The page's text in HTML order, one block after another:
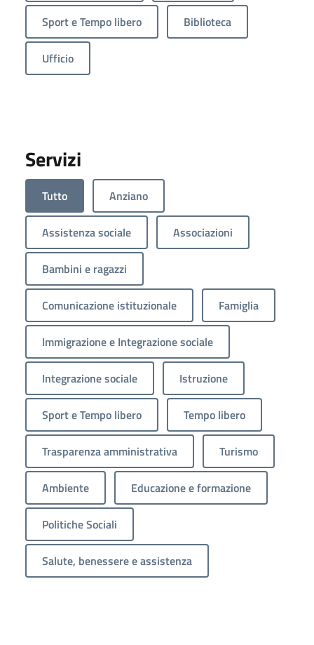
Sport e Tempo libero Biblioteca
Ufficio
Servizi
Tutto Anziano
Assistenza sociale Associazioni
Bambini e ragazzi
Comunicazione istituzionale Famiglia
Immigrazione e Integrazione sociale
Integrazione sociale Istruzione
Sport e Tempo libero Tempo libero
Trasparenza amministrativa Turismo
Ambiente Educazione e formazione
Politiche Sociali
Salute, benessere e assistenza